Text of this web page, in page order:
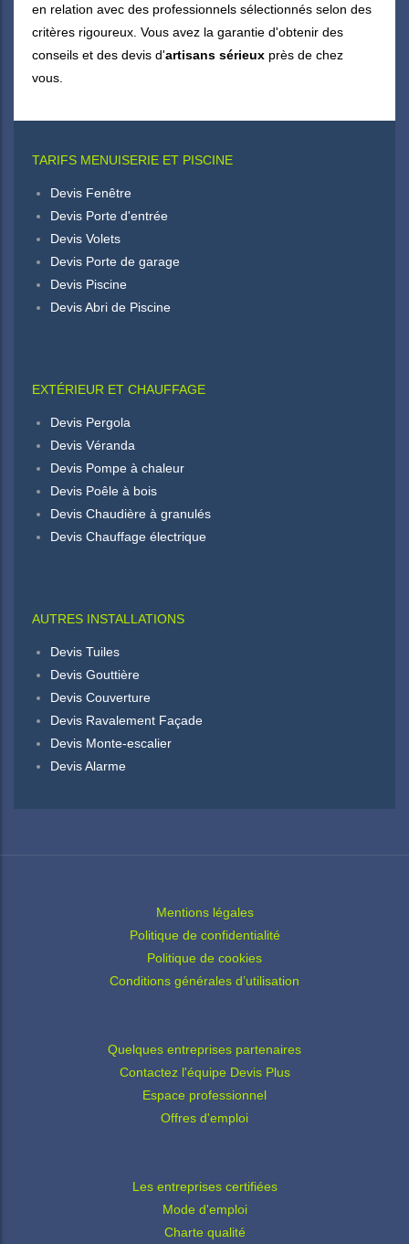
en relation avec des professionnels sélectionnés selon des
critères rigoureux. Vous avez la garantie d'obtenir des
conseils et des devis d'artisans sérieux près de chez
vous.
TARIFS MENUISERIE ET PISCINE
Devis Fenêtre
Devis Porte d'entrée
Devis Volets
Devis Porte de garage
Devis Piscine
Devis Abri de Piscine
EXTÉRIEUR ET CHAUFFAGE
Devis Pergola
Devis Véranda
Devis Pompe à chaleur
Devis Poêle à bois
Devis Chaudière à granulés
Devis Chauffage électrique
AUTRES INSTALLATIONS
Devis Tuiles
Devis Gouttière
Devis Couverture
Devis Ravalement Façade
Devis Monte-escalier
Devis Alarme
Mentions légales
Politique de confidentialité
Politique de cookies
Conditions générales d’utilisation
Quelques entreprises partenaires
Contactez l'équipe Devis Plus
Espace professionnel
Offres d'emploi
Les entreprises certifiées
Mode d'emploi
Charte qualité